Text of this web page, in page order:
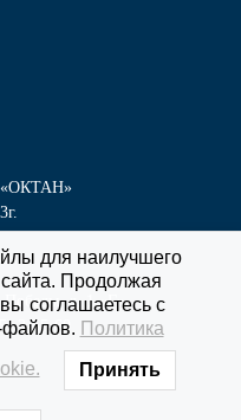
д. 1 «Г»
3-55-60
для наилучшего
Продолжая
вы соглашаетесь с
файлов. Политика
Принять